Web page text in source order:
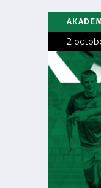
Amp-
Futbol
2